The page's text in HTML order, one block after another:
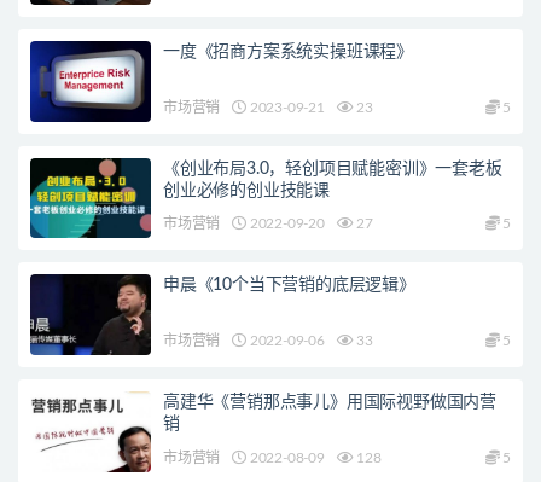
一度《招商方案系统实操班课程》
市场营销 2023-09-21 23 5
《创业布局3.0，轻创项目赋能密训》一套老板
创业必修的创业技能课
市场营销 2022-09-20 27 5
申晨《10个当下营销的底层逻辑》
市场营销 2022-09-06 33 5
高建华《营销那点事儿》用国际视野做国内营
销
市场营销 2022-08-09 128 5